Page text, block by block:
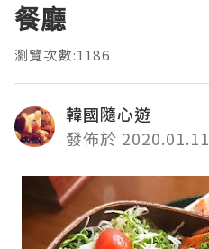
餐廳
瀏覽次數:1186
韓國隨心遊
發佈於 2020.01.11